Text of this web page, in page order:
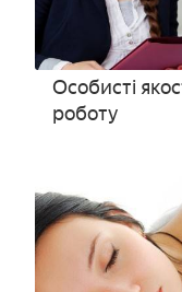
Особисті
роботу